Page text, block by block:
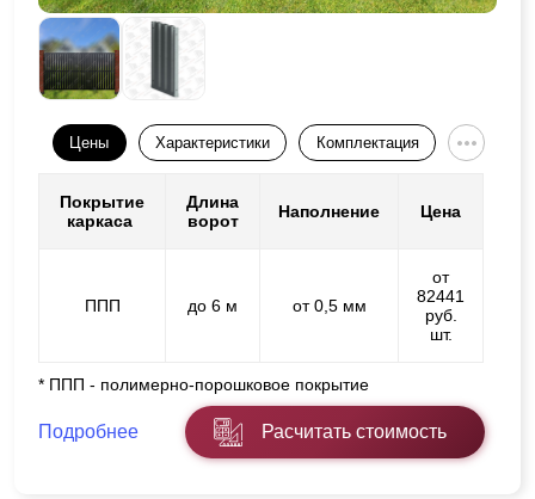
Цены Характеристики Комплектация
Покрытие
каркаса
Длина
ворот
Наполнение Цена
ППП до 6 м от 0,5 мм
от
82441
руб.
шт.
* ППП - полимерно-порошковое покрытие
Подробнее Расчитать стоимость